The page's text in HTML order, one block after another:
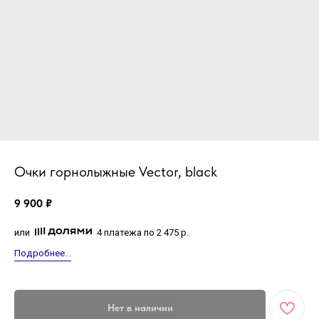
Очки горнолыжные Vector, black
9 900 ₽
или
4 платежа по 2 475 р.
Подробнее...
Нет в наличии